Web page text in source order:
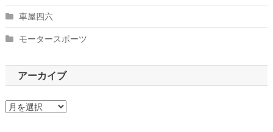
車屋四六
モータースポーツ
アーカイブ
ア